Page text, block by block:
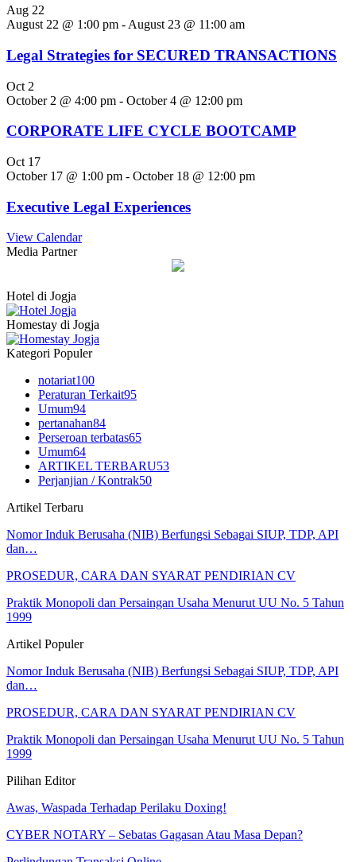
Aug 22
August 22 @ 1:00 pm - August 23 @ 11:00 am
Legal Strategies for SECURED TRANSACTIONS
Oct 2
October 2 @ 4:00 pm - October 4 @ 12:00 pm
CORPORATE LIFE CYCLE BOOTCAMP
Oct 17
October 17 @ 1:00 pm - October 18 @ 12:00 pm
Executive Legal Experiences
View Calendar
Media Partner
Hotel di Jogja
Homestay di Jogja
Kategori Populer
notariat100
Peraturan Terkait95
Umum94
pertanahan84
Perseroan terbatas65
Umum64
ARTIKEL TERBARU53
Perjanjian / Kontrak50
Artikel Terbaru
Nomor Induk Berusaha (NIB) Berfungsi Sebagai SIUP, TDP, API
dan…
PROSEDUR, CARA DAN SYARAT PENDIRIAN CV
Praktik Monopoli dan Persaingan Usaha Menurut UU No. 5 Tahun
1999
Artikel Populer
Nomor Induk Berusaha (NIB) Berfungsi Sebagai SIUP, TDP, API
dan…
PROSEDUR, CARA DAN SYARAT PENDIRIAN CV
Praktik Monopoli dan Persaingan Usaha Menurut UU No. 5 Tahun
1999
Pilihan Editor
Awas, Waspada Terhadap Perilaku Doxing!
CYBER NOTARY – Sebatas Gagasan Atau Masa Depan?